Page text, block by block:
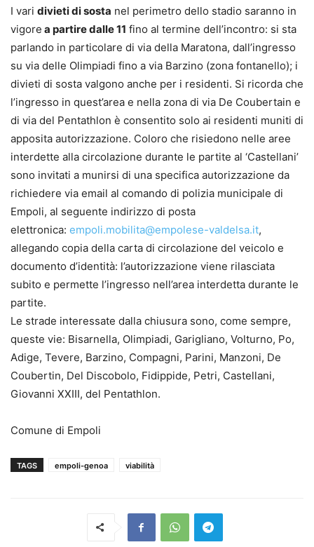
I vari divieti di sosta nel perimetro dello stadio saranno in
vigore a partire dalle 11 fino al termine dell’incontro: si sta
parlando in particolare di via della Maratona, dall’ingresso
su via delle Olimpiadi fino a via Barzino (zona fontanello); i
divieti di sosta valgono anche per i residenti. Si ricorda che
l’ingresso in quest’area e nella zona di via De Coubertain e
di via del Pentathlon è consentito solo ai residenti muniti di
apposita autorizzazione. Coloro che risiedono nelle aree
interdette alla circolazione durante le partite al ‘Castellani’
sono invitati a munirsi di una specifica autorizzazione da
richiedere via email al comando di polizia municipale di
Empoli, al seguente indirizzo di posta
elettronica: empoli.mobilita@empolese-valdelsa.it,
allegando copia della carta di circolazione del veicolo e
documento d’identità: l’autorizzazione viene rilasciata
subito e permette l’ingresso nell’area interdetta durante le
partite.
Le strade interessate dalla chiusura sono, come sempre,
queste vie: Bisarnella, Olimpiadi, Garigliano, Volturno, Po,
Adige, Tevere, Barzino, Compagni, Parini, Manzoni, De
Coubertin, Del Discobolo, Fidippide, Petri, Castellani,
Giovanni XXIII, del Pentathlon.
Comune di Empoli
TAGS empoli-genoa viabilità